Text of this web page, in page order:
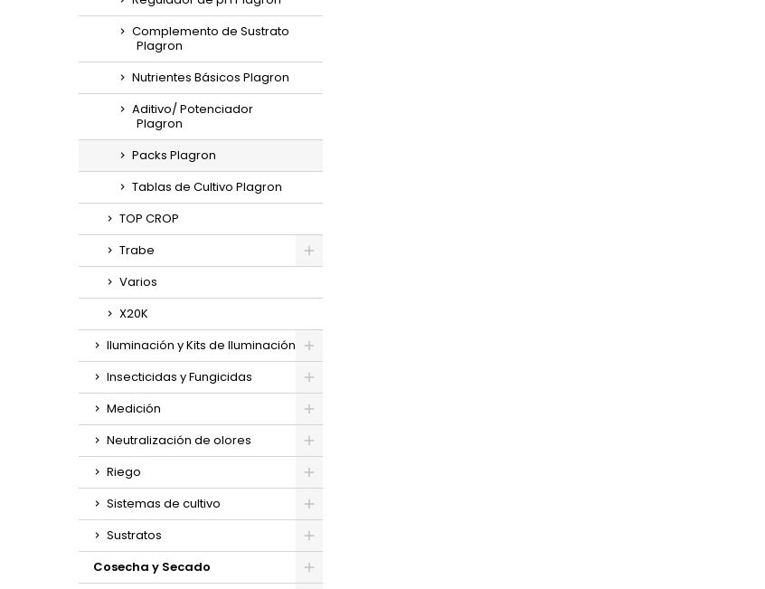
Complemento de Sustrato
Plagron
Nutrientes Básicos Plagron
Aditivo/ Potenciador
Plagron
Packs Plagron
Tablas de Cultivo Plagron
TOP CROP
Trabe
Varios
X20K
Iluminación y Kits de Iluminación
Insecticidas y Fungicidas
Medición
Neutralización de olores
Riego
Sistemas de cultivo
Sustratos
Cosecha y Secado